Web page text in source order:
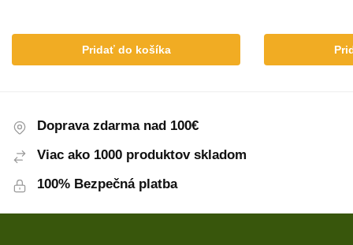
Pridať do košíka
Doprava zdarma nad 100€
Viac ako 1000 produktov skladom
100% Bezpečná platba